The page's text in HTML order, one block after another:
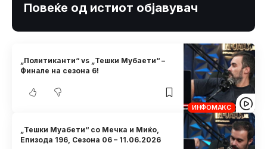
Повеќе од истиот објавувач
ИНФОМАКС
„Политиканти“ vs „Тешки Мубаети“ –
Финале на сезона 6!
„Тешки Муабети“ со Мечка и Миќо,
Eпизода 196, Сезона 06 – 11.06.2026